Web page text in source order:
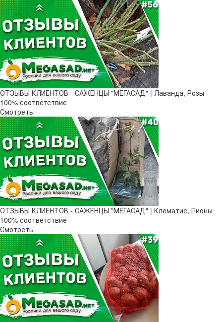
ОТЗЫВЫ КЛИЕНТОВ - САЖЕНЦЫ "МЕГАСАД" | Лаванда, Розы -
100% соответствие
Смотреть
ОТЗЫВЫ КЛИЕНТОВ - САЖЕНЦЫ "МЕГАСАД" | Клематис, Пионы
100% соответствие
Смотреть